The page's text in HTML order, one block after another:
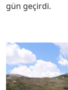
gün geçirdi.